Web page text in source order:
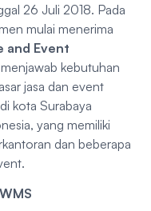
26 Juli 2018. Pada
mulai menerima
and Event
kebutuhan
jasa dan event
kota Surabaya
yang memiliki
dan beberapa